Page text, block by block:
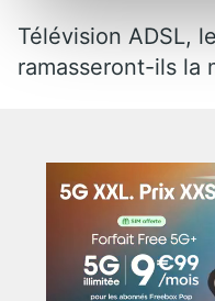
Télévision ADSL,
ramasseront-ils la